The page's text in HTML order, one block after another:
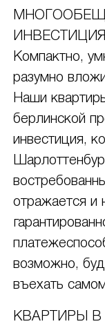
ИНВЕСТИЦИЯ
Компактно,
разумно
Наши
берлинской
инвестиция,
отражается и
возможно,
въехать
КВАРТИРЫ